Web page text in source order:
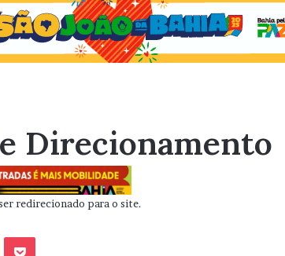
Direcionamento
redirecionado para o site.
OK